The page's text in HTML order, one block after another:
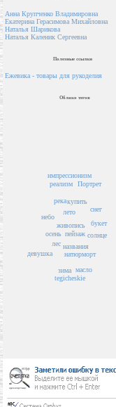
Анна Крупченко Владимировна
Екатерина Герасимова Михайловна
Наталья Шарикова
Наталья Каленик Сергеевна
Полезные ссылки
Ежевика - товары для рукоделия
Облако тегов
пейзаж
названия
живопись
лето
натюрморт
купить
солнце
лес
зима
осень
букет
масло
река
снег
tegicheskie
реализм
небо
импрессионизм
Портрет
девушка